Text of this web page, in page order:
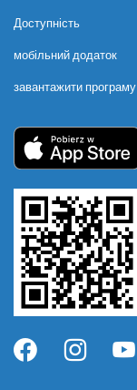
Доступність
мобільний додаток
завантажити програму